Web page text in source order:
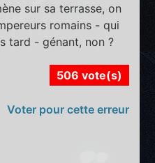
sur sa terrasse, on
romains - qui
tard - génant, non ?
506 vote(s)
Voter pour cette erreur